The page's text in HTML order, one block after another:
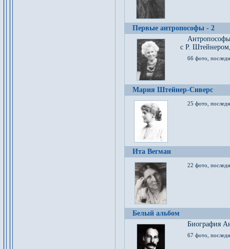
Первые антропософы - 2
с Р.
66 фото,
Мария Штейнер-Сиверс
25 фото,
Ита Вегман
22 фото,
Белый альбом
Биография
67 фото,